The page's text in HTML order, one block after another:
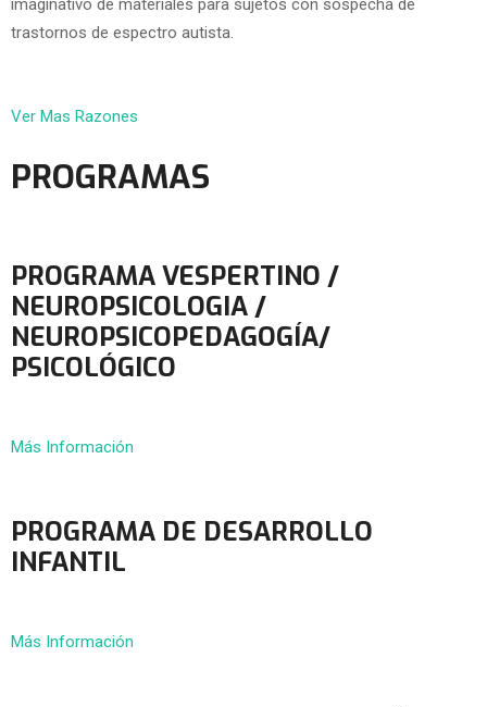
imaginativo de materiales para sujetos con sospecha de
trastornos de espectro autista.
Ver Mas Razones
PROGRAMAS
PROGRAMA VESPERTINO /
NEUROPSICOLOGIA /
NEUROPSICOPEDAGOGÍA/
PSICOLÓGICO
Más Información
PROGRAMA DE DESARROLLO
INFANTIL
Más Información